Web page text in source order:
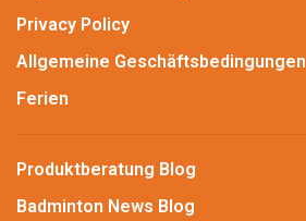
Privacy Policy
Allgemeine Geschäftsbedingungen
Ferien
Produktberatung Blog
Badminton News Blog